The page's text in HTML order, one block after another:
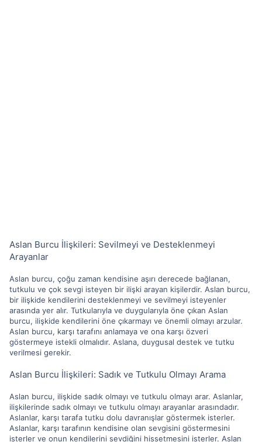
Aslan Burcu İlişkileri: Sevilmeyi ve Desteklenmeyi
Arayanlar
Aslan burcu, çoğu zaman kendisine aşırı derecede bağlanan,
tutkulu ve çok sevgi isteyen bir ilişki arayan kişilerdir. Aslan burcu,
bir ilişkide kendilerini desteklenmeyi ve sevilmeyi isteyenler
arasında yer alır. Tutkularıyla ve duygularıyla öne çıkan Aslan
burcu, ilişkide kendilerini öne çıkarmayı ve önemli olmayı arzular.
Aslan burcu, karşı tarafını anlamaya ve ona karşı özveri
göstermeye istekli olmalıdır. Aslana, duygusal destek ve tutku
verilmesi gerekir.
Aslan Burcu İlişkileri: Sadık ve Tutkulu Olmayı Arama
Aslan burcu, ilişkide sadık olmayı ve tutkulu olmayı arar. Aslanlar,
ilişkilerinde sadık olmayı ve tutkulu olmayı arayanlar arasındadır.
Aslanlar, karşı tarafa tutku dolu davranışlar göstermek isterler.
Aslanlar, karşı tarafının kendisine olan sevgisini göstermesini
isterler ve onun kendilerini sevdiğini hissetmesini isterler. Aslan